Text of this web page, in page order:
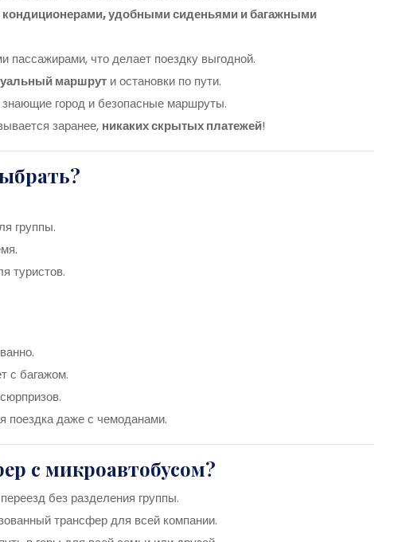
кондиционерами, удобными сиденьями и багажными
пассажирами, что делает поездку выгодной.
маршрут и остановки по пути.
город и безопасные маршруты.
заранее, никаких скрытых платежей!
группы.
туристов.
с багажом.
поездка даже с чемоданами.
с микроавтобусом?
без разделения группы.
трансфер для всей компании.